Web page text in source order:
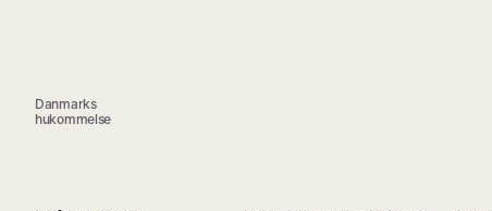
Danmarks
hukommelse